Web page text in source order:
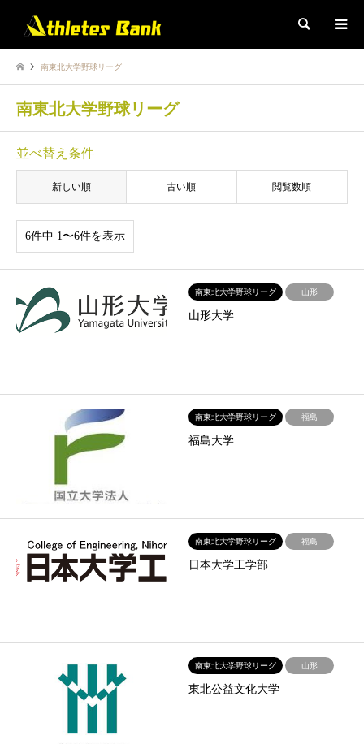
検索
南東北大学野球リーグ
南東北大学野球リーグ
並べ替え条件
新しい順 古い順 閲覧数順
6件中 1〜6件を表示
南東北大学野球リーグ 山形
山形大学
南東北大学野球リーグ 福島
福島大学
南東北大学野球リーグ 福島
日本大学工学部
南東北大学野球リーグ 山形
東北公益文化大学